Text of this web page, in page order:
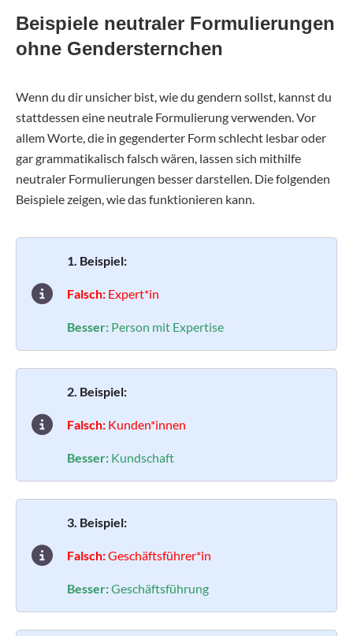
Beispiele neutraler Formulierungen
ohne Gendersternchen
Wenn du dir unsicher bist, wie du gendern sollst, kannst du
stattdessen eine neutrale Formulierung verwenden. Vor
allem Worte, die in gegenderter Form schlecht lesbar oder
gar grammatikalisch falsch wären, lassen sich mithilfe
neutraler Formulierungen besser darstellen. Die folgenden
Beispiele zeigen, wie das funktionieren kann.
1. Beispiel:
Falsch: Expert*in
Besser: Person mit Expertise
2. Beispiel:
Falsch: Kunden*innen
Besser: Kundschaft
3. Beispiel:
Falsch:Geschäftsführer*in
Besser:Geschäftsführung